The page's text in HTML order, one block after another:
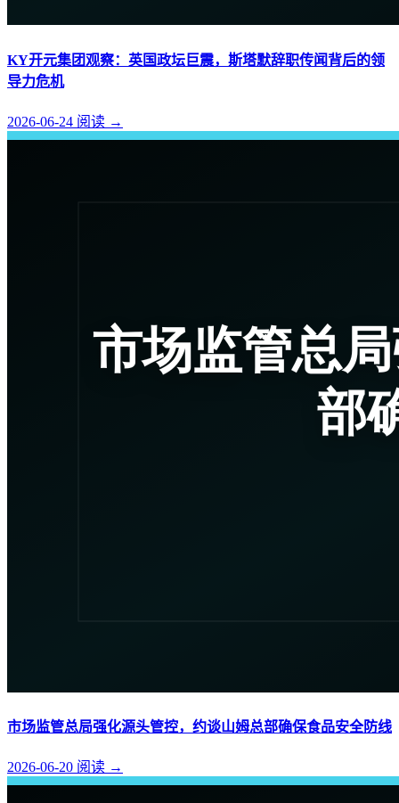
KY开元集团观察：英国政坛巨震，斯塔默辞职传闻背后的领
导力危机
2026-06-24 阅读 →
市场监管总局强化源头管控，约谈山姆总部确保食品安全防线
2026-06-20 阅读 →